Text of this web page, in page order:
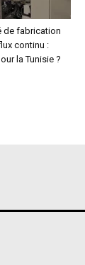
de fabrication
continu :
la Tunisie ?